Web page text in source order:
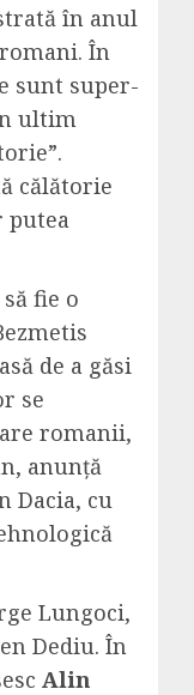
în anul
În
sunt super-
ultim
călătorie
putea
fie o
de a găsi
se
romanii,
anunță
Dacia, cu
Lungoci,
Dediu. În
Alin